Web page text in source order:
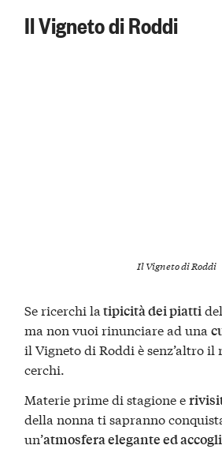
Il Vigneto di Roddi
Il Vigneto di Roddi
Se ricerchi la tipicità dei piatti
ma non vuoi rinunciare ad una
il Vigneto di Roddi è senz’altro il
cerchi.
Materie prime di stagione e
della nonna ti sapranno
un’atmosfera elegante ed